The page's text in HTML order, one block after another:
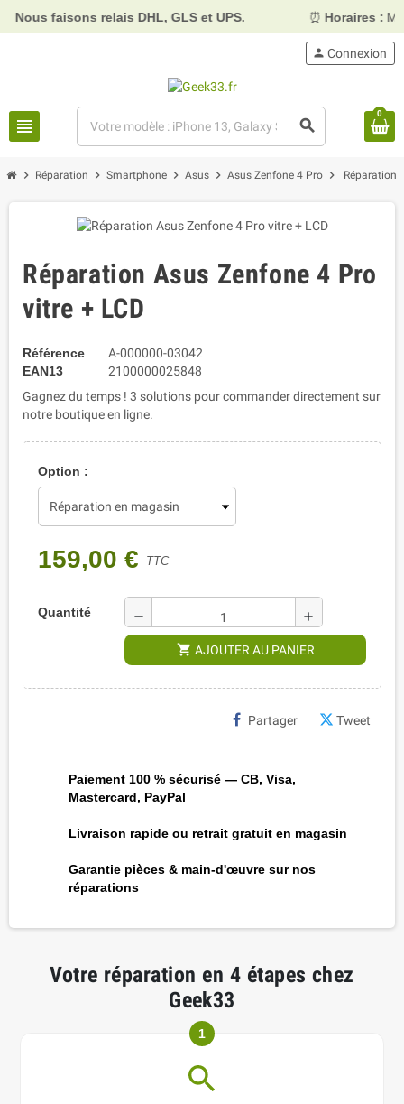
faisons relais DHL, GLS et UPS. Horaires :Mardi,
view_headline search
person Connexion
0
chevron_right Réparation chevron_right Smartphone chevron_right Asus chevron_right Asus Zenfone 4 Pro chevron_right Réparation
Réparation Asus Zenfone 4 Pro
vitre + LCD
Référence
A-000000-03042
EAN13
2100000025848
Gagnez du temps ! 3 solutions pour commander directement sur
notre boutique en ligne.
Option :
159,00 € TTC
Quantité remove add
shopping_cart AJOUTER AU PANIER
Partager Tweet
Paiement 100 % sécurisé — CB, Visa,
Mastercard, PayPal
Livraison rapide ou retrait gratuit en magasin
Garantie pièces & main-d'œuvre sur nos
réparations
Votre réparation en 4 étapes chez
Geek33
1